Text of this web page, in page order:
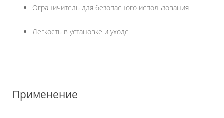
Ограничитель для безопасного использования
Легкость в установке и уходе
Применение